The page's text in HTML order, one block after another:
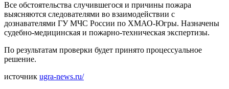
Все обстоятельства случившегося и причины пожара
выясняются следователями во взаимодействии с
дознавателями ГУ МЧС России по ХМАО-Югры. Назначены
судебно-медицинская и пожарно-техническая экспертизы.
По результатам проверки будет принято процессуальное
решение.
источник ugra-news.ru/